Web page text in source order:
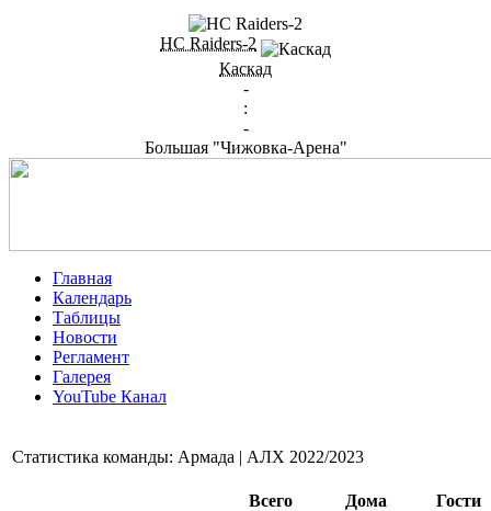
HC Raiders-2
Каскад
-
:
-
Большая "Чижовка-Арена"
Главная
Календарь
Таблицы
Новости
Регламент
Галерея
YouTube Канал
Статистика команды: Армада | АЛХ 2022/2023
Всего Дома
Гости